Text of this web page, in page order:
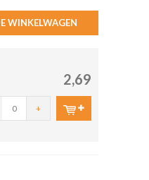
WINKELWAGEN
2,69
+